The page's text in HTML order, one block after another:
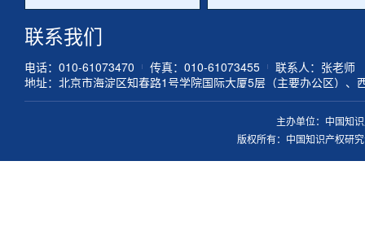
联系我们
电话：010-61073470 传真：010-61073455
联系人：张老师
地址：北京市海淀区知春路1号学院国际大厦5层（主要办公区）、
主办单位：中国知
版权所有：中国知识产权研